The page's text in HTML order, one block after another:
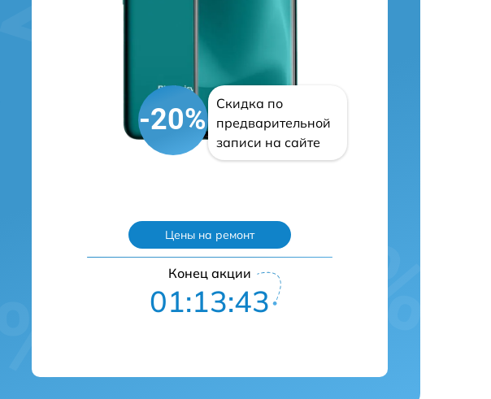
-20%
Скидка по
предварительной
записи на сайте
Цены на ремонт
Конец акции
01:13:42